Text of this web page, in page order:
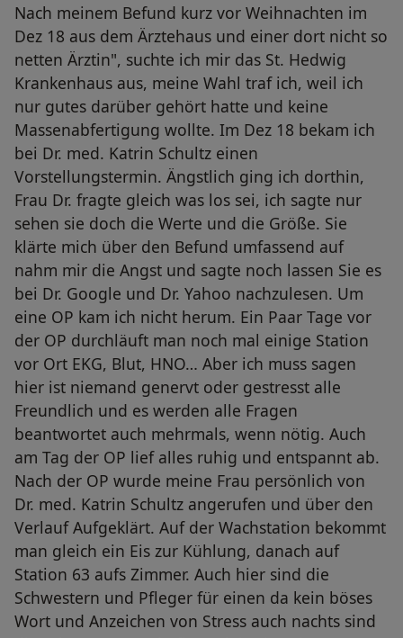
Nach meinem Befund kurz vor Weihnachten im
Dez 18 aus dem Ärztehaus und einer dort nicht so
netten Ärztin", suchte ich mir das St. Hedwig
Krankenhaus aus, meine Wahl traf ich, weil ich
nur gutes darüber gehört hatte und keine
Massenabfertigung wollte. Im Dez 18 bekam ich
bei Dr. med. Katrin Schultz einen
Vorstellungstermin. Ängstlich ging ich dorthin,
Frau Dr. fragte gleich was los sei, ich sagte nur
sehen sie doch die Werte und die Größe. Sie
klärte mich über den Befund umfassend auf
nahm mir die Angst und sagte noch lassen Sie es
bei Dr. Google und Dr. Yahoo nachzulesen. Um
eine OP kam ich nicht herum. Ein Paar Tage vor
der OP durchläuft man noch mal einige Station
vor Ort EKG, Blut, HNO… Aber ich muss sagen
hier ist niemand genervt oder gestresst alle
Freundlich und es werden alle Fragen
beantwortet auch mehrmals, wenn nötig. Auch
am Tag der OP lief alles ruhig und entspannt ab.
Nach der OP wurde meine Frau persönlich von
Dr. med. Katrin Schultz angerufen und über den
Verlauf Aufgeklärt. Auf der Wachstation bekommt
man gleich ein Eis zur Kühlung, danach auf
Station 63 aufs Zimmer. Auch hier sind die
Schwestern und Pfleger für einen da kein böses
Wort und Anzeichen von Stress auch nachts sind